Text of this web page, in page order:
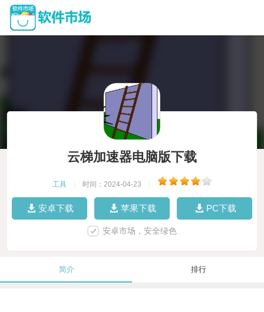
云梯加速器电脑版下载
工具 时间：2024-04-23
安卓下载 苹果下载 PC下载
安卓市场，安全绿色
简介 排行